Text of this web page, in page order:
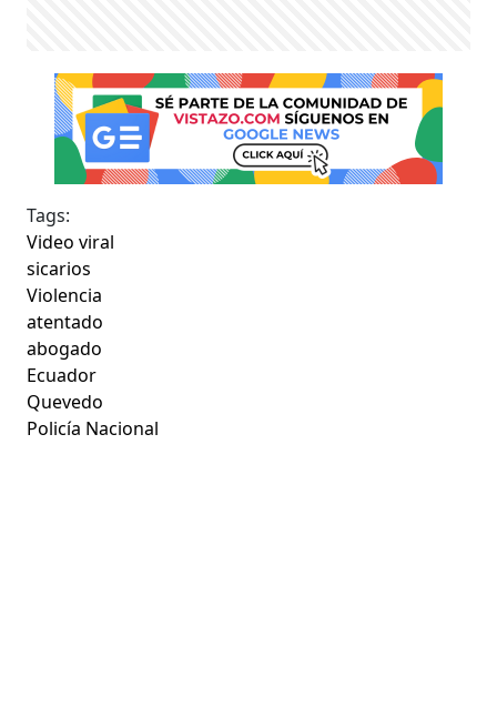
Tags:
Video viral
sicarios
Violencia
atentado
abogado
Ecuador
Quevedo
Policía Nacional